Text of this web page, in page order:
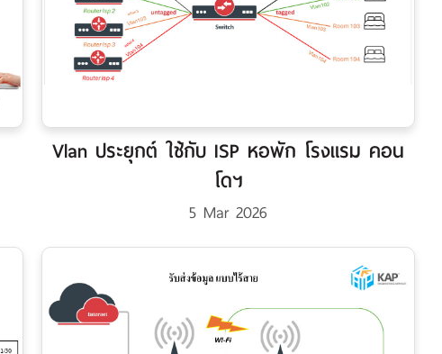
Vlan ประยุกต์ ใช้กับ ISP หอพัก โรงแรม คอน
โดฯ
5 Mar 2026